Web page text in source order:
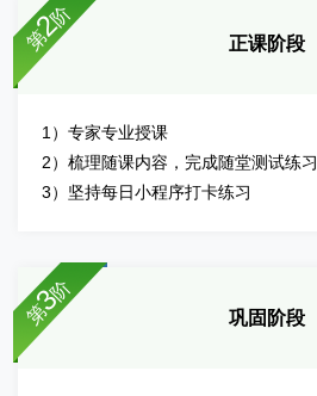
正课阶段
1）专家专业授课
2）梳理随课内容，完成随堂测试练习
3）坚持每日小程序打卡练习
第
2阶
巩固阶段
第
3阶